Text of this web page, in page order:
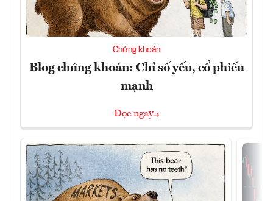
Chứng khoán
Blog chứng khoán: Chỉ số yếu, cổ phiếu
mạnh
Đọc ngay